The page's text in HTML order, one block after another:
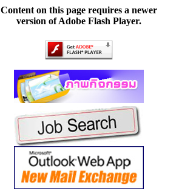
Content on this page requires a newer
version of Adobe Flash Player.